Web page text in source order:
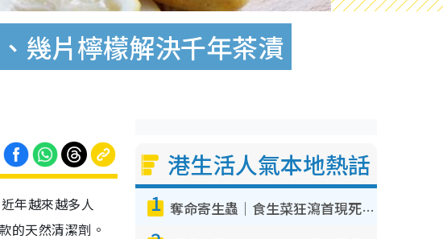
幾片檸檬解決千年茶漬
年越來越多人
的天然清潔劑。
港生活人氣本地熱話
1 奪命寄生蟲｜食生菜狂瀉首現死者！疫潮惡化錄1.8萬宗病例 揭洗菜3大謬誤